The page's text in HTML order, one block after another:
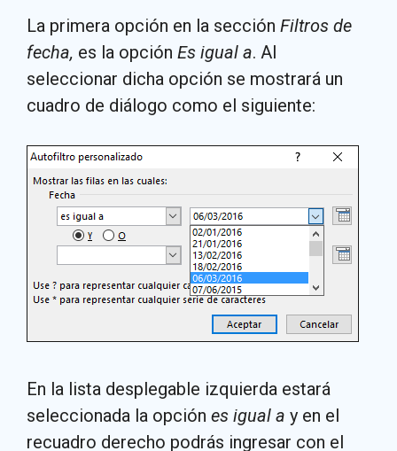
La primera opción en la sección Filtros de
fecha, es la opción Es igual a. Al
seleccionar dicha opción se mostrará un
cuadro de diálogo como el siguiente:
En la lista desplegable izquierda estará
seleccionada la opción es igual a y en el
recuadro derecho podrás ingresar con el